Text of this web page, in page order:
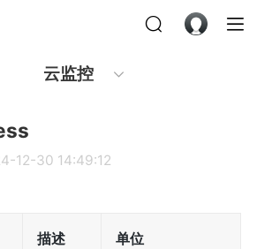
云监控
12-30 14:49:12
描述 单位